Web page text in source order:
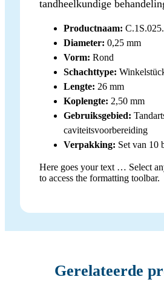
tandheelkundige
Productnaam:
Diameter: 0,25 mm
Vorm: Rond
Schachttype:
Lengte: 26 mm
Koplengte: 2,50 mm
Gebruiksgebied:
caviteitsvoorbereiding
Verpakking: Set van 10
Here goes your text … Select
to access the formatting toolbar.
Gerelateerde